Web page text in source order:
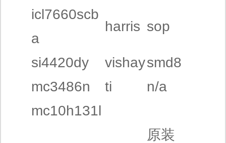
icl7660scb
a
harris sop
si4420dy vishaysmd8
mc3486n
ti
n/a
mc10h131l
原装